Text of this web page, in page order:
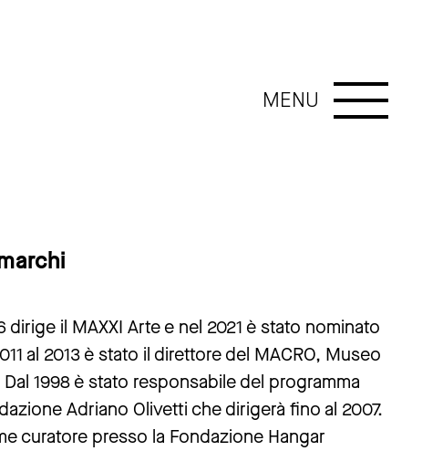
MENU
dirige il MAXXI Arte e nel 2021 è stato nominato
al 2013 è stato il direttore del MACRO, Museo
1998 è stato responsabile del programma
Adriano Olivetti che dirigerà fino al 2007.
curatore presso la Fondazione Hangar